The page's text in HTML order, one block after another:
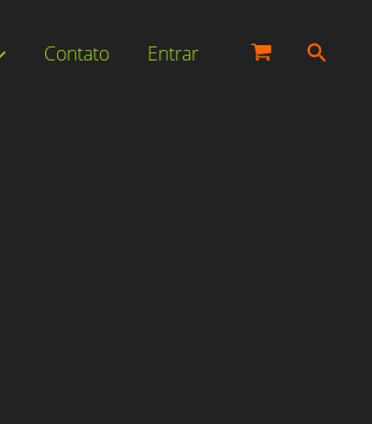
Contato Entrar